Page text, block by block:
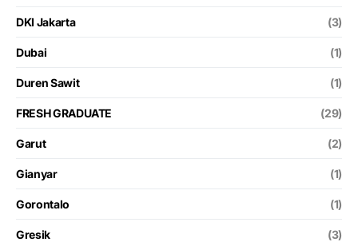
DKI Jakarta (3)
Dubai (1)
Duren Sawit (1)
FRESH GRADUATE (29)
Garut (2)
Gianyar (1)
Gorontalo (1)
Gresik (3)